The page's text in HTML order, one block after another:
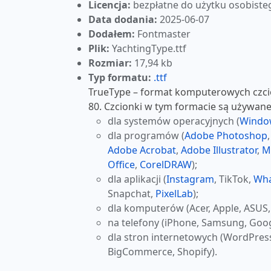
Licencja: bezpłatne do użytku
Data dodania: 2025-06-07
Dodałem: Fontmaster
Plik: YachtingType.ttf
Rozmiar: 17,94 kb
Typ formatu: .ttf
TrueType – format komputerowych
80. Czcionki w tym formacie są
dla systemów operacyjnych (
dla programów (Adobe Photoshop
Adobe Acrobat, Adobe Illustrator,
Office, CorelDRAW);
dla aplikacji (Instagram, TikTok,
Snapchat, PixelLab);
dla komputerów (Acer, Apple,
na telefony (iPhone, Samsung,
dla stron internetowych
BigCommerce, Shopify).